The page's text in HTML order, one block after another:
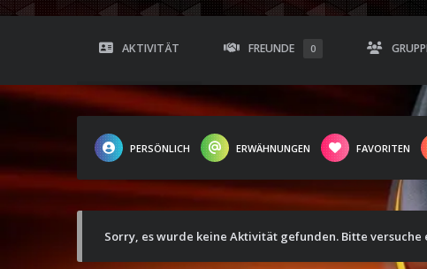
AKTIVITÄT FREUNDE 0
PERSÖNLICH ERWÄHNUNGEN FAVORITEN
Sorry, es wurde keine Aktivität gefunden. Bitte